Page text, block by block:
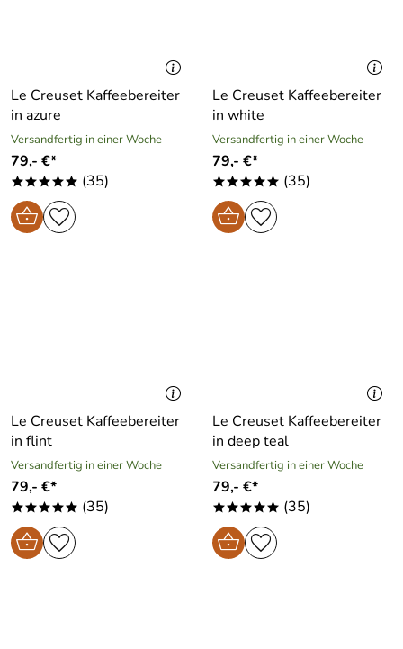
Le Creuset Kaffeebereiter
in azure
Versandfertig in einer Woche
79,- €*
***** (35)
Le Creuset Kaffeebereiter
in white
Versandfertig in einer Woche
79,- €*
***** (35)
Le Creuset Kaffeebereiter
in flint
Versandfertig in einer Woche
79,- €*
***** (35)
Le Creuset Kaffeebereiter
in deep teal
Versandfertig in einer Woche
79,- €*
***** (35)